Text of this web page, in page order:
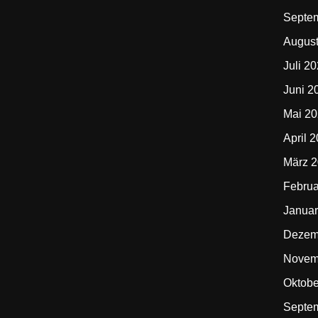
Juli
Juni
Mai
April
März